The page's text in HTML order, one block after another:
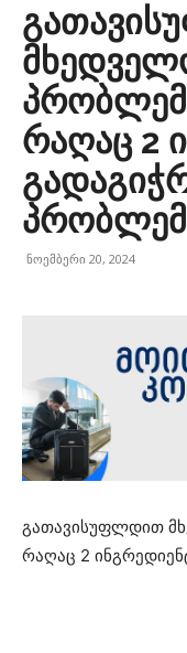
რაღაც 2
ნოემბერი 20, 2024
გათავისუფლდით
რაღაც 2